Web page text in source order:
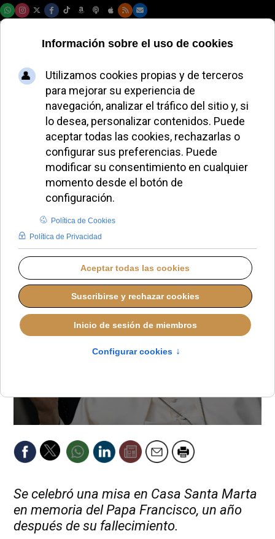
El Vaticano
recuerda al Papa
Francisco en el
primer aniversario
de su muerte
Se celebró una misa en Casa Santa Marta
en memoria del Papa Francisco, un año
después de su fallecimiento.